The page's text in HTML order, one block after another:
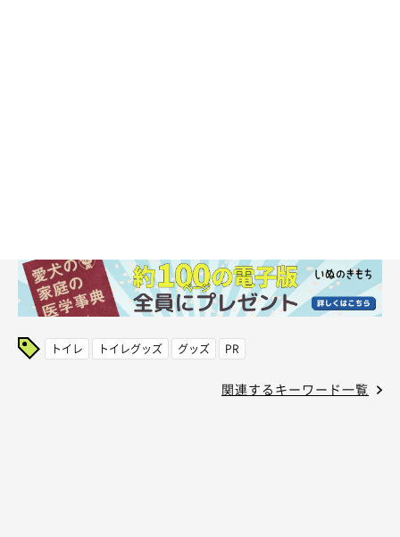
トイレ トイレグッズ グッズ PR
関連するキーワード一覧